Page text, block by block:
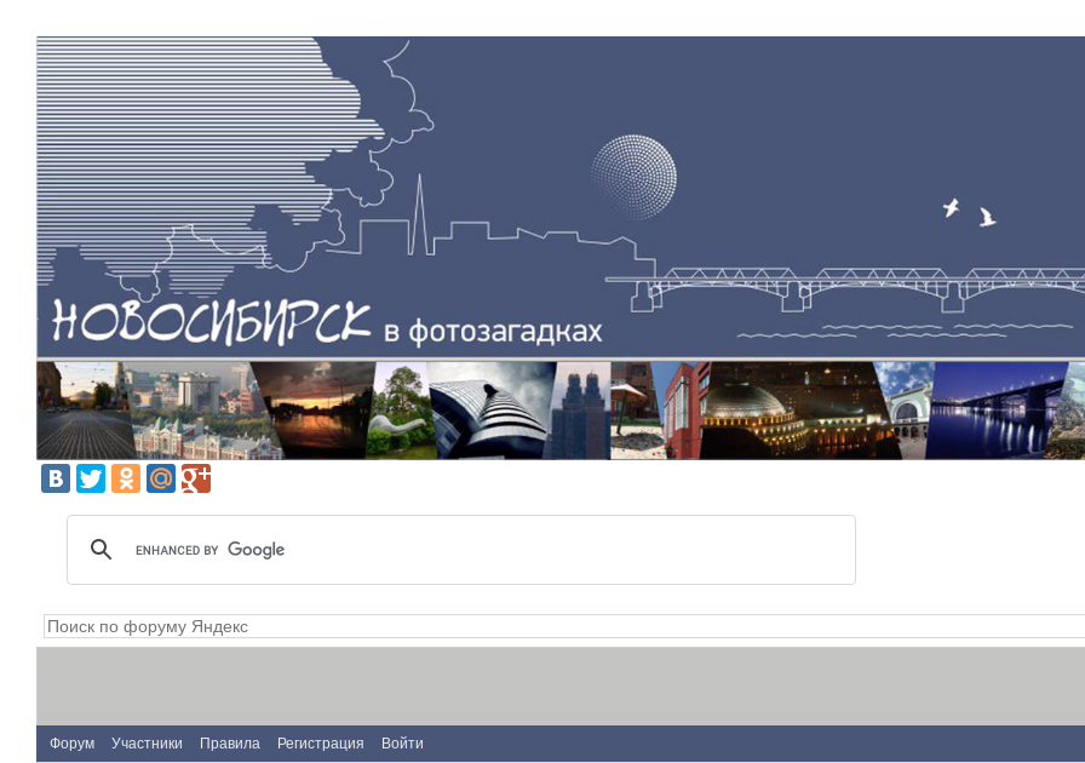
Форум Участники Правила Регистрация Войти